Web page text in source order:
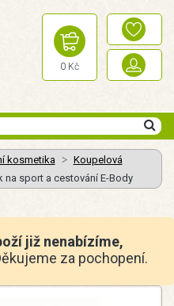
0 Kč
kosmetika
Koupelová
na sport a cestování E-Body
již nenabízíme,
za pochopení.